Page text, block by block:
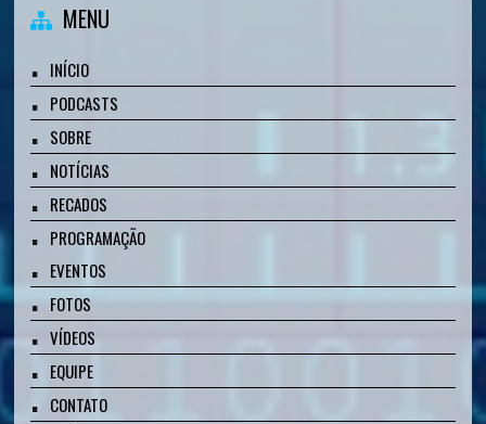
MENU
INÍCIO
PODCASTS
SOBRE
NOTÍCIAS
RECADOS
PROGRAMAÇÃO
EVENTOS
FOTOS
VÍDEOS
EQUIPE
CONTATO